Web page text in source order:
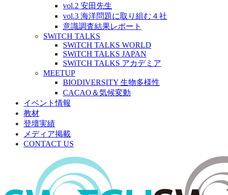
vol.2 安田先生
vol.3 海洋問題に取り組む４社
意識調査結果レポート
SWiTCH TALKS
SWiTCH TALKS WORLD
SWiTCH TALKS JAPAN
SWiTCH TALKS アカデミア
MEETUP
BIODIVERSITY 生物多様性
CACAO＆気候変動
イベント情報
教材
登壇実績
メディア掲載
CONTACT US